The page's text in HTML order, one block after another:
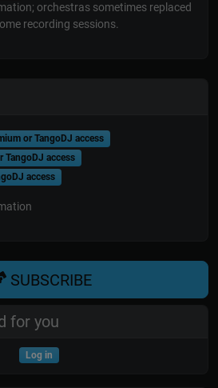
orchestras sometimes replaced
recording sessions.
or TangoDJ access
TangoDJ access
access
SUBSCRIBE
for you
Log in